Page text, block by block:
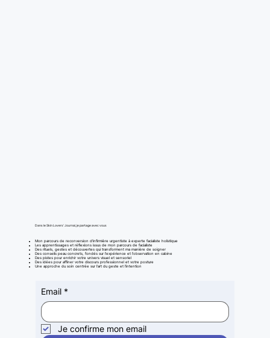
Dans le Skin Lovers’ Journal, je partage avec vous
Mon parcours de reconversion d'infirmière urgentiste à experte facialiste holistique
Les apprentissages et réflexions issus de mon parcours de facialiste
Des rituels, gestes et découvertes qui transforment ma manière de soigner
Des conseils peau concrets, fondés sur l’expérience et l’observation en cabine
Des pistes pour enrichir votre univers visuel et sensoriel
Des idées pour affiner votre discours professionnel et votre posture
Une approche du soin centrée sur l’art du geste et l’intention
Email *
Je confirme mon email